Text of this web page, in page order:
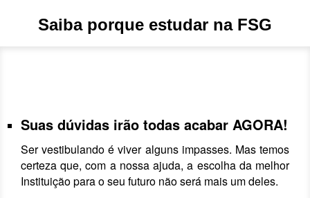
Saiba porque estudar na FSG
Suas dúvidas irão todas acabar AGORA!
Ser vestibulando é viver alguns impasses. Mas temos
certeza que, com a nossa ajuda, a escolha da melhor
Instituição para o seu futuro não será mais um deles.